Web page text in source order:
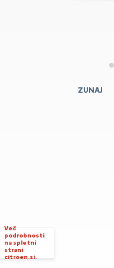
ZUNAJ
Več
podrobnosti
na spletni
strani
citroen.si.